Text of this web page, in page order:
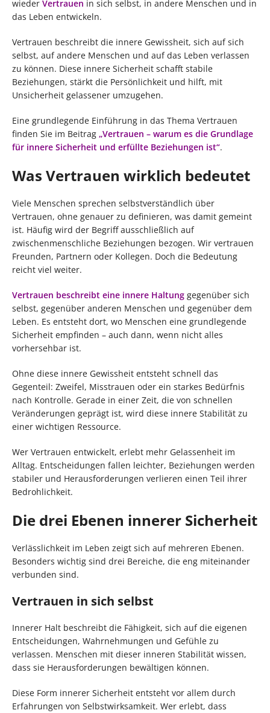
wieder Vertrauen in sich selbst, in andere Menschen und in
das Leben entwickeln.
Vertrauen beschreibt die innere Gewissheit, sich auf sich
selbst, auf andere Menschen und auf das Leben verlassen
zu können. Diese innere Sicherheit schafft stabile
Beziehungen, stärkt die Persönlichkeit und hilft, mit
Unsicherheit gelassener umzugehen.
Eine grundlegende Einführung in das Thema Vertrauen
finden Sie im Beitrag „Vertrauen – warum es die Grundlage
für innere Sicherheit und erfüllte Beziehungen ist“.
Was Vertrauen wirklich bedeutet
Viele Menschen sprechen selbstverständlich über
Vertrauen, ohne genauer zu definieren, was damit gemeint
ist. Häufig wird der Begriff ausschließlich auf
zwischenmenschliche Beziehungen bezogen. Wir vertrauen
Freunden, Partnern oder Kollegen. Doch die Bedeutung
reicht viel weiter.
Vertrauen beschreibt eine innere Haltung gegenüber sich
selbst, gegenüber anderen Menschen und gegenüber dem
Leben. Es entsteht dort, wo Menschen eine grundlegende
Sicherheit empfinden – auch dann, wenn nicht alles
vorhersehbar ist.
Ohne diese innere Gewissheit entsteht schnell das
Gegenteil: Zweifel, Misstrauen oder ein starkes Bedürfnis
nach Kontrolle. Gerade in einer Zeit, die von schnellen
Veränderungen geprägt ist, wird diese innere Stabilität zu
einer wichtigen Ressource.
Wer Vertrauen entwickelt, erlebt mehr Gelassenheit im
Alltag. Entscheidungen fallen leichter, Beziehungen werden
stabiler und Herausforderungen verlieren einen Teil ihrer
Bedrohlichkeit.
Die drei Ebenen innerer Sicherheit
Verlässlichkeit im Leben zeigt sich auf mehreren Ebenen.
Besonders wichtig sind drei Bereiche, die eng miteinander
verbunden sind.
Vertrauen in sich selbst
Innerer Halt beschreibt die Fähigkeit, sich auf die eigenen
Entscheidungen, Wahrnehmungen und Gefühle zu
verlassen. Menschen mit dieser inneren Stabilität wissen,
dass sie Herausforderungen bewältigen können.
Diese Form innerer Sicherheit entsteht vor allem durch
Erfahrungen von Selbstwirksamkeit. Wer erlebt, dass